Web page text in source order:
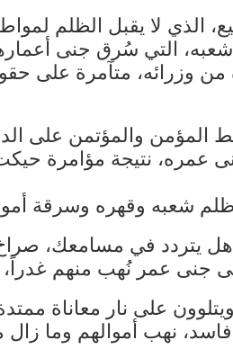
لا يقبل الظلم
شعبه، التي سُرق جنى
وزرائه، متآمرة على
المؤمن والمؤتمن على
عمره، نتيجة مؤامرة
شعبه وقهره وسرقة
يتردد في مسامعك،
جنى عمر نُهب منهم
على نار معاناة
نهب أموالهم وما